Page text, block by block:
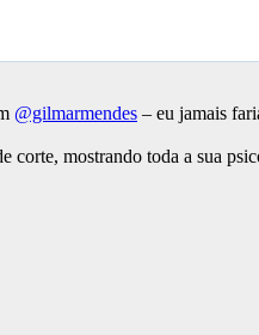
@gilmarmendes – eu jamais
corte, mostrando toda a sua